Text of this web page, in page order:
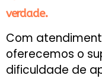
verdade.
Com
oferecemos o
dificuldade de